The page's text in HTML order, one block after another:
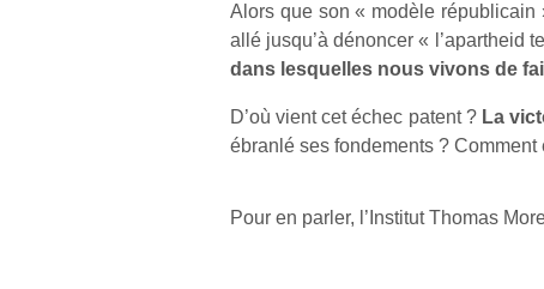
Alors que son « modèle
allé jusqu’à dénoncer « l’apartheid
dans lesquelles nous vivons de
D’où vient cet échec patent ? La
ébranlé ses fondements ?
Pour en parler, l’Institut Thomas